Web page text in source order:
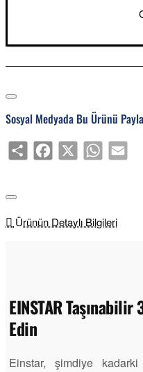
Sosyal Medyada Bu Ürünü
ShareFacebook
X WhatsAppEmail
Ürünün Detaylı Bilgileri
EINSTAR Taşınabilir
Edin
Einstar, şimdiye